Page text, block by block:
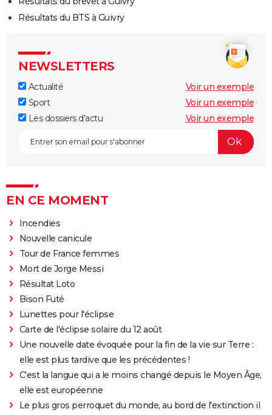
Résultats du BTS à Guivry
NEWSLETTERS
Actualité
Voir un exemple
Sport
Voir un exemple
Les dossiers d'actu
Voir un exemple
EN CE MOMENT
Incendies
Nouvelle canicule
Tour de France femmes
Mort de Jorge Messi
Résultat Loto
Bison Futé
Lunettes pour l'éclipse
Carte de l'éclipse solaire du 12 août
Une nouvelle date évoquée pour la fin de la vie sur Terre :
elle est plus tardive que les précédentes !
C'est la langue qui a le moins changé depuis le Moyen Âge,
elle est européenne
Le plus gros perroquet du monde, au bord de l'extinction il